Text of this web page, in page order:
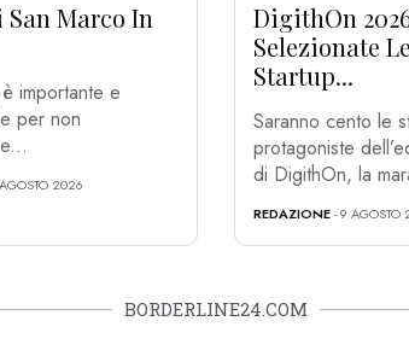
San Marco In
importante e
per non
2026
DigithOn
Selezionate
Startup...
Saranno cento le
protagoniste
di DigithOn, la
REDAZIONE- 9 AGOSTO
BORDERLINE24.COM